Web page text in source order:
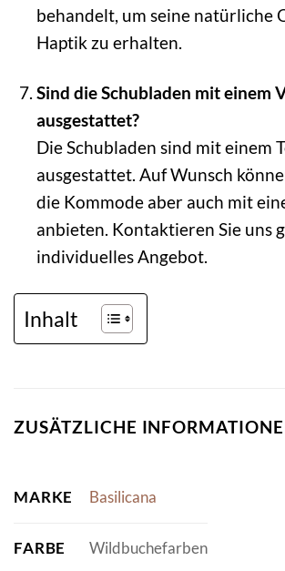
behandelt, um seine natürliche
Haptik zu erhalten.
Sind die Schubladen mit einem
ausgestattet?
Die Schubladen sind mit einem
ausgestattet. Auf Wunsch
die Kommode aber auch mit
anbieten. Kontaktieren Sie uns
individuelles Angebot.
Inhalt
ZUSÄTZLICHE
MARKE Basilicana
FARBE Wildbuchefarben